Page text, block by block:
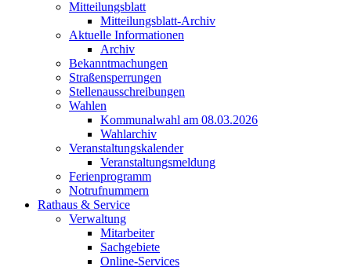
Mitteilungsblatt
Mitteilungsblatt-Archiv
Aktuelle Informationen
Archiv
Bekanntmachungen
Straßensperrungen
Stellenausschreibungen
Wahlen
Kommunalwahl am 08.03.2026
Wahlarchiv
Veranstaltungskalender
Veranstaltungsmeldung
Ferienprogramm
Notrufnummern
Rathaus & Service
Verwaltung
Mitarbeiter
Sachgebiete
Online-Services